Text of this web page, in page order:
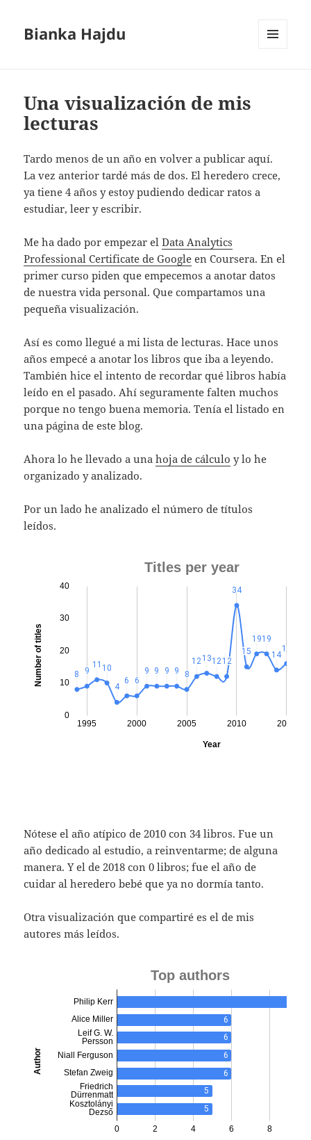
Bianka Hajdu
Una visualización de mis
lecturas
Tardo menos de un año en volver a publicar aquí.
La vez anterior tardé más de dos. El heredero crece,
ya tiene 4 años y estoy pudiendo dedicar ratos a
estudiar, leer y escribir.
Me ha dado por empezar elData Analytics
Professional Certificate de Google en Coursera. En el
primer curso piden que empecemos a anotar datos
de nuestra vida personal. Que compartamos una
pequeña visualización.
Así es como llegué a mi lista de lecturas. Hace unos
años empecé a anotar los libros que iba a leyendo.
También hice el intento de recordar qué libros había
leído en el pasado. Ahí seguramente falten muchos
porque no tengo buena memoria. Tenía el listado en
una página de este blog.
Ahora lo he llevado a unahoja de cálculo y lo he
organizado y analizado.
Por un lado he analizado el número de títulos
leídos.
Nótese el año atípico de 2010 con 34 libros. Fue un
año dedicado al estudio, a reinventarme; de alguna
manera. Y el de 2018 con 0 libros; fue el año de
cuidar al heredero bebé que ya no dormía tanto.
Otra visualización que compartiré es el de mis
autores más leídos.